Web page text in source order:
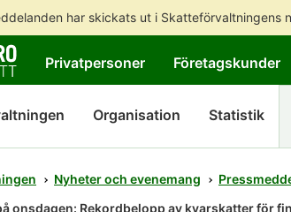
har skickats ut i Skatteförvaltningens
Privatpersoner Företagskunder
Organisation Statistik
Nyheter och evenemang
onsdagen: Rekordbelopp av kvarskatter för